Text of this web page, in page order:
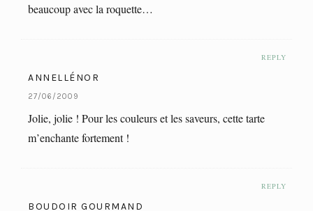
beaucoup avec la roquette…
REPLY
ANNELLÉNOR
27/06/2009
Jolie, jolie ! Pour les couleurs et les saveurs, cette tarte
m’enchante fortement !
REPLY
BOUDOIR GOURMAND